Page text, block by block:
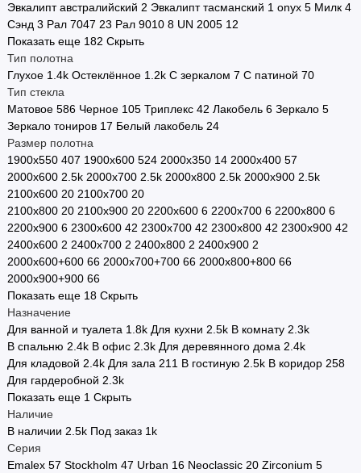
Эвкалипт австралийский 2 Эвкалипт тасманский 1 onyx 5 Милк 4
Сэнд 3 Рал 7047 23 Рал 9010 8 UN 2005 12
Показать еще 182 Скрыть
Тип полотна
Глухое 1.4k Остеклённое 1.2k С зеркалом 7 С патиной 70
Тип стекла
Матовое 586 Черное 105 Триплекс 42 Лакобель 6 Зеркало 5
Зеркало тониров 17 Белый лакобель 24
Размер полотна
1900х550 407 1900х600 524 2000х350 14 2000х400 57
2000х600 2.5k 2000х700 2.5k 2000х800 2.5k 2000х900 2.5k
2100х600 20 2100х700 20
2100х800 20 2100х900 20 2200х600 6 2200х700 6 2200х800 6
2200х900 6 2300х600 42 2300х700 42 2300х800 42 2300х900 42
2400х600 2 2400х700 2 2400х800 2 2400х900 2
2000х600+600 66 2000х700+700 66 2000х800+800 66
2000х900+900 66
Показать еще 18 Скрыть
Назначение
Для ванной и туалета 1.8k Для кухни 2.5k В комнату 2.3k
В спальню 2.4k В офис 2.3k Для деревянного дома 2.4k
Для кладовой 2.4k Для зала 211 В гостиную 2.5k В коридор 258
Для гардеробной 2.3k
Показать еще 1 Скрыть
Наличие
В наличии 2.5k Под заказ 1k
Серия
Emalex 57 Stockholm 47 Urban 16 Neoclassic 20 Zirconium 5